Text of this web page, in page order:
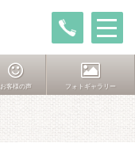
お客様の声 フォトギャラリー